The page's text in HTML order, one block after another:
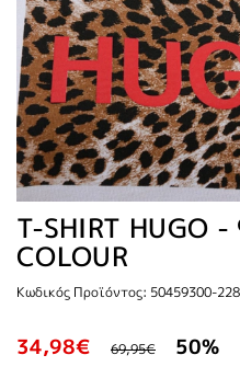
T-SHIRT HUGO
COLOUR
Κωδικός Προϊόντος: 50459300-228
34,98€ 69,95€ 50%